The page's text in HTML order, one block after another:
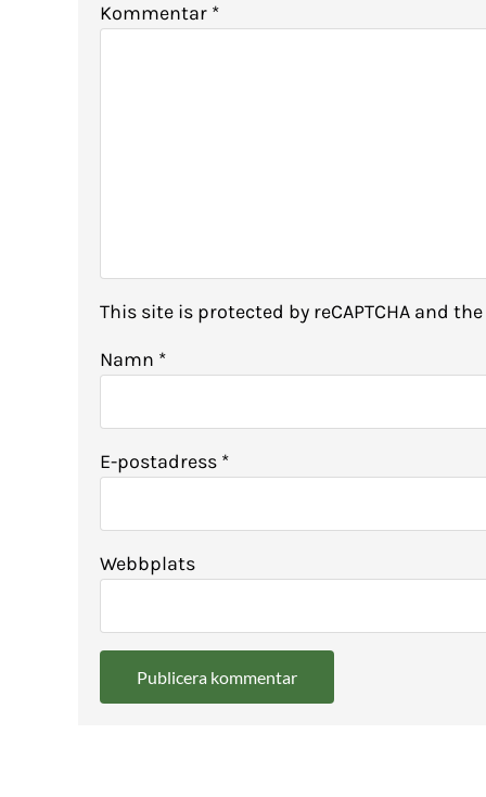
Kommentar *
This site is protected by reCAPTCHA and
Namn *
E-postadress *
Webbplats